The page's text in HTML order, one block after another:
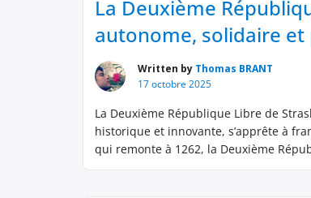
La Deuxième
autonome, solidaire
Written by Thomas BRANT
17 octobre 2025
La Deuxième République Libre de
historique et innovante, s’apprête à
qui remonte à 1262, la Deuxième